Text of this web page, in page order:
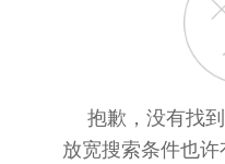
抱歉，没有找
放宽搜索条件也